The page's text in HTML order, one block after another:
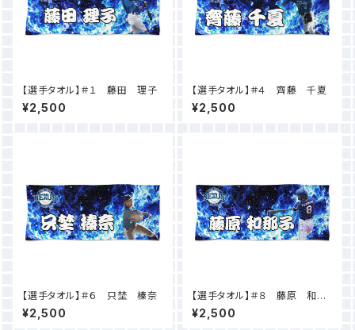
【選手タオル】＃１ 藤田 理子
¥2,500
【選手タオル】＃４ 齊藤 千夏
¥2,500
【選手タオル】＃６ 只埜 榛奈
¥2,500
【選手タオル】＃８ 藤原 和那
子
¥2,500